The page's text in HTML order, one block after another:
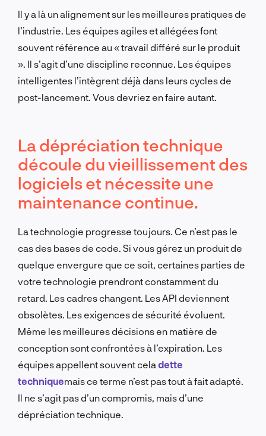
Il y a là un alignement sur les meilleures pratiques de
l’industrie. Les équipes agiles et allégées font
souvent référence au « travail différé sur le produit
». Il s’agit d’une discipline reconnue. Les équipes
intelligentes l’intègrent déjà dans leurs cycles de
post-lancement. Vous devriez en faire autant.
La dépréciation technique
découle du vieillissement des
logiciels et nécessite une
maintenance continue.
La technologie progresse toujours. Ce n’est pas le
cas des bases de code. Si vous gérez un produit de
quelque envergure que ce soit, certaines parties de
votre technologie prendront constamment du
retard. Les cadres changent. Les API deviennent
obsolètes. Les exigences de sécurité évoluent.
Même les meilleures décisions en matière de
conception sont confrontées à l’expiration. Les
équipes appellent souvent cela dette
techniquemais ce terme n’est pas tout à fait adapté.
Il ne s’agit pas d’un compromis, mais d’une
dépréciation technique.